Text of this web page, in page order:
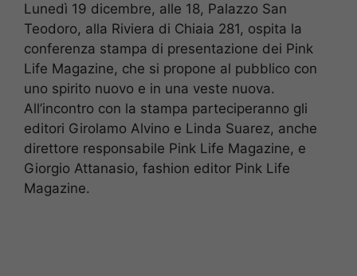
Lunedì 19 dicembre, alle 18, Palazzo San
Teodoro, alla Riviera di Chiaia 281, ospita la
conferenza stampa di presentazione dei Pink
Life Magazine, che si propone al pubblico con
uno spirito nuovo e in una veste nuova.
All’incontro con la stampa parteciperanno gli
editori Girolamo Alvino e Linda Suarez, anche
direttore responsabile Pink Life Magazine, e
Giorgio Attanasio, fashion editor Pink Life
Magazine.